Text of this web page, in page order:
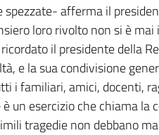
spezzate- afferma il
loro rivolto non si è
il presidente della
e la sua condivisione
i familiari, amici, docenti,
è un esercizio che chiama
tragedie non debbano